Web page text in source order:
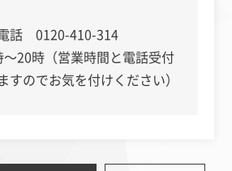
電話 0120-410-314
20時（営業時間と電話受付
すのでお気を付けください）